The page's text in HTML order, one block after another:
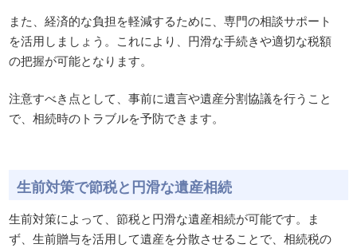
また、経済的な負担を軽減するために、専門の相談サポート
を活用しましょう。これにより、円滑な手続きや適切な税額
の把握が可能となります。
注意すべき点として、事前に遺言や遺産分割協議を行うこと
で、相続時のトラブルを予防できます。
生前対策で節税と円滑な遺産相続
生前対策によって、節税と円滑な遺産相続が可能です。ま
ず、生前贈与を活用して遺産を分散させることで、相続税の